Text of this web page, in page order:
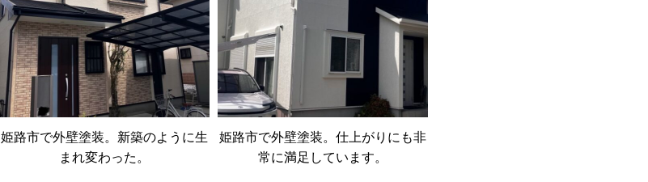
姫路市で外壁塗装。新築のように生
まれ変わった。
姫路市で外壁塗装。仕上がりにも非
常に満足しています。